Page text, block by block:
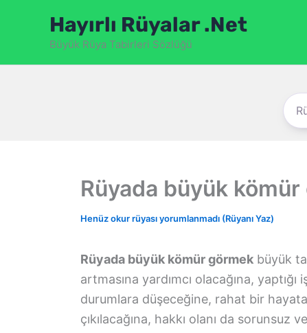
Hayırlı Rüyalar .Net
Büyük Rüya Tabirleri Sözlüğü
Rüyada büyük
Henüz okur rüyası yorumlanmadı (Rüyanı Yaz)
Rüyada büyük kömür görmek büyük
artmasına yardımcı olacağına, yaptığı
durumlara düşeceğine, rahat bir
çıkılacağına, hakkı olanı da sorunsuz